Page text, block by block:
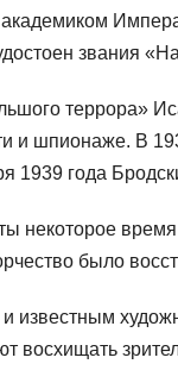
звания
террора»
и шпионаже. В
1939 года
некоторое
было
известным
восхищать